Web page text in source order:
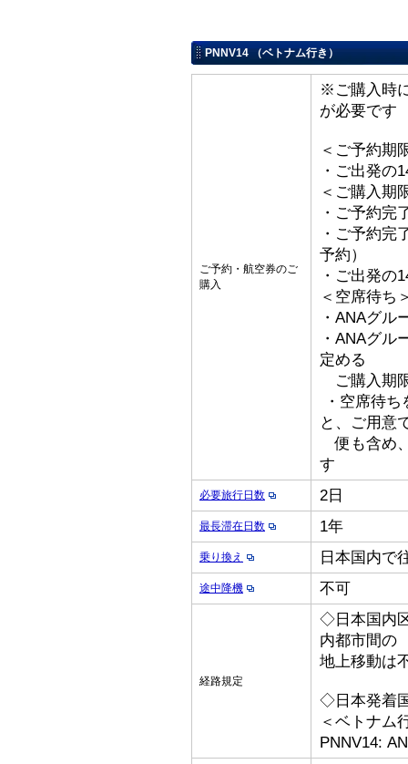
PNNV14 （ベトナム行き）
ご予約・航空券のご
購入
※ご購入時
が必要です
＜ご予約期
・ご出発の
＜ご購入期
・ご予約完
・ご予約完
予約）
・ご出発の
＜空席待ち
・ANAグル
・ANAグル
定める
ご購入期
・空席待
と、ご用意
便も含め
す
必要旅行日数 2日
最長滞在日数 1年
乗り換え 日本国内で
途中降機 不可
経路規定
◇日本国内
内都市間の
地上移動は
◇日本発着
＜ベトナム
PNNV14: